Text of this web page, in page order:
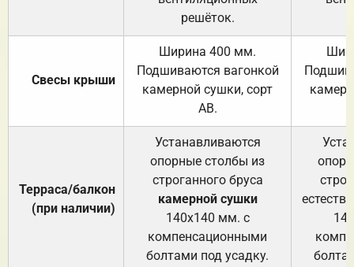
решёток.
Свесы крыши
Ширина 400 мм.
Подшиваются вагонкой
камерной сушки, сорт
АВ.
Терраса/балкон
(при наличии)
Устанавливаются
опорные столбы из
строганного бруса
камерной сушки
140х140 мм. с
компенсационными
болтами под усадку.